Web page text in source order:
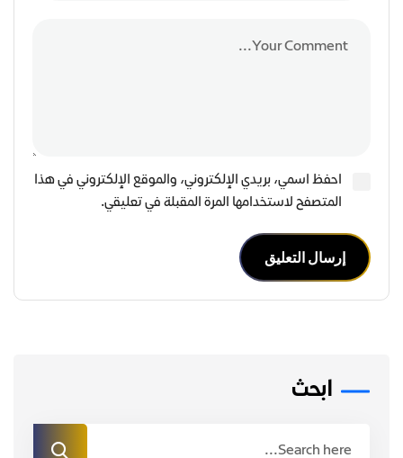
احفظ اسمي، بريدي الإلكتروني، والموقع الإلكتروني في هذا
المتصفح لاستخدامها المرة المقبلة في تعليقي.
إرسال التعليق
ابحث